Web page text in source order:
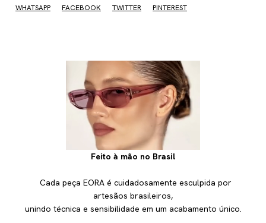
WHATSAPP FACEBOOK TWITTER PINTEREST
Feito à mão no Brasil
Cada peça EORA é cuidadosamente esculpida por
artesãos brasileiros,
unindo técnica e sensibilidade em um acabamento único.